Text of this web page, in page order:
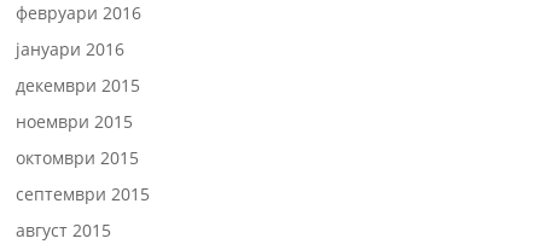
февруари 2016
јануари 2016
декември 2015
ноември 2015
октомври 2015
септември 2015
август 2015